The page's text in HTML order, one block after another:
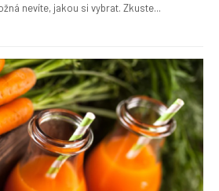
nevíte, jakou si vybrat. Zkuste...